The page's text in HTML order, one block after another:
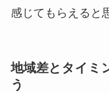
感じてもらえると
地域差とタイミ
う